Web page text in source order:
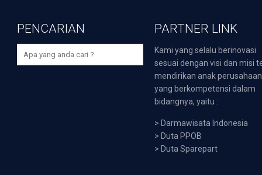
PENCARIAN PARTNER LINK
Kami yang selalu berinovasi
sesuai dengan visi dan misi
mendirikan anak perusahaan
yang berkompetensi dalam
bidangnya, yaitu :
> Darmawisata Indonesia
> Duta PPOB
> Duta Sparepart